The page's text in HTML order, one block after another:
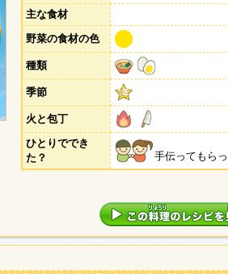
主な食材
野菜の食材の色
種類
季節
火と包丁
ひとりででき
た？
手伝ってもら